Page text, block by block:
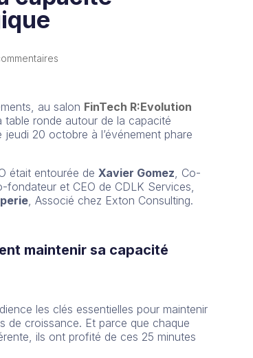
au salon FinTech R:Evolution
table ronde autour de la capacité
jeudi 20 octobre à l’événement phare
était entourée deXavier Gomez, Co-
fondateur et CEO de CDLK Services,
, Associé chez Exton Consulting.
maintenir sa capacité
les clés essentielles pour maintenir
de croissance. Et parce que chaque
ils ont profité de ces 25 minutes